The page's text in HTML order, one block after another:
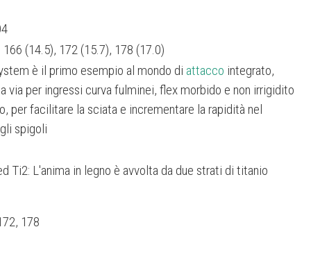
(14.5), 172 (15.7), 178 (17.0)
è il primo esempio al mondo di attacco integrato,
via per ingressi curva fulminei, flex morbido e non irrigidito
per facilitare la sciata e incrementare la rapidità nel
spigoli
Ti2: L'anima in legno è avvolta da due strati di titanio
178